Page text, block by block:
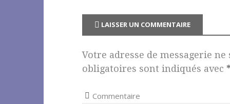
k
LAISSER UN COMMENTAIRE
Votre adresse de messagerie ne
obligatoires sont indiqués avec
Commentaire